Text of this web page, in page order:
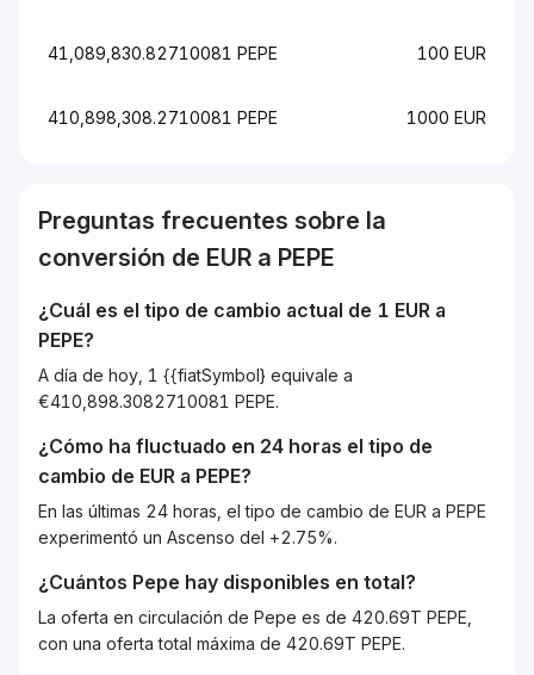
41,089,830.82710081 PEPE 100 EUR
410,898,308.2710081 PEPE 1000 EUR
Preguntas frecuentes sobre la
conversión de EUR a PEPE
¿Cuál es el tipo de cambio actual de 1 EUR a
PEPE?
A día de hoy, 1 {{fiatSymbol} equivale a
€410,898.3082710081 PEPE.
¿Cómo ha fluctuado en 24 horas el tipo de
cambio de EUR a PEPE?
En las últimas 24 horas, el tipo de cambio de EUR a PEPE
experimentó un Ascenso del +2.75%.
¿Cuántos Pepe hay disponibles en total?
La oferta en circulación de Pepe es de 420.69T PEPE,
con una oferta total máxima de 420.69T PEPE.